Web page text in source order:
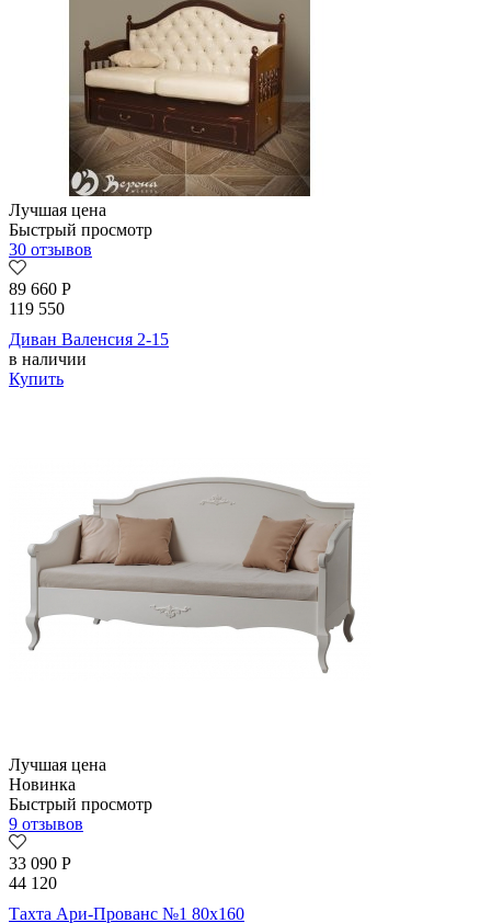
Лучшая цена
Быстрый просмотр
30 отзывов
89 660 Р
119 550
Диван Валенсия 2-15
в наличии
Купить
Лучшая цена
Новинка
Быстрый просмотр
9 отзывов
33 090 Р
44 120
Тахта Ари-Прованс №1 80х160